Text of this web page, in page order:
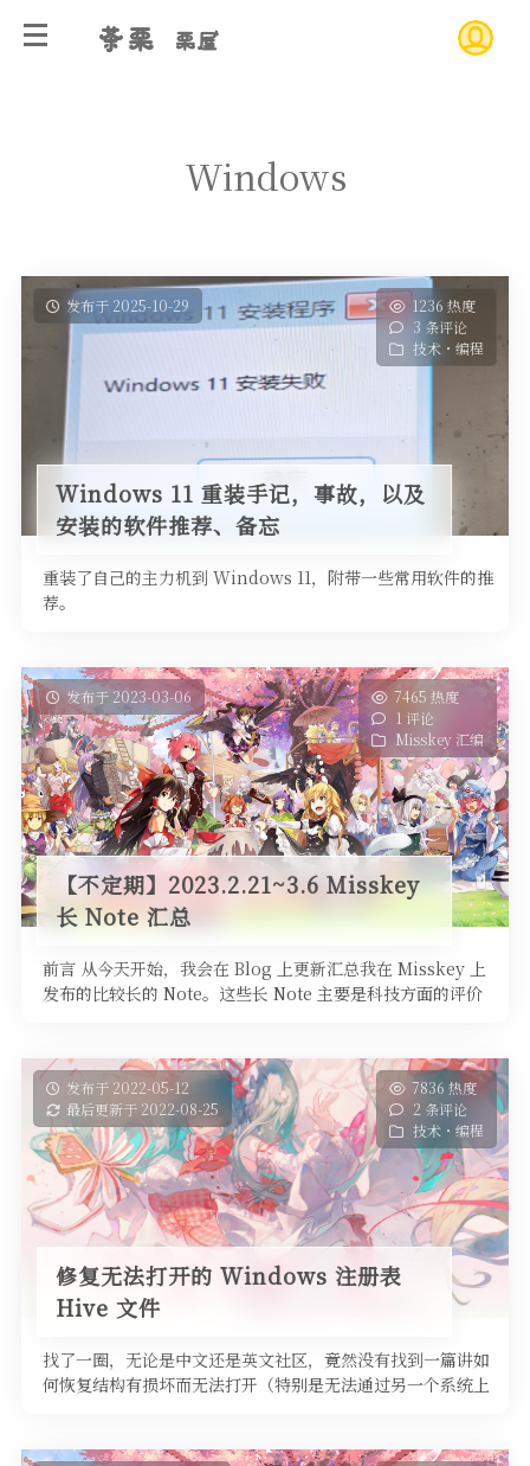
茶栗 栗屋
Windows
发布于 2025-10-29
1236 热度
3 条评论
技术・编程
Windows 11 重装手记，事故，以及
安装的软件推荐、备忘
重装了自己的主力机到 Windows 11，附带一些常用软件的推
荐。
发布于 2023-03-06
7465 热度
1 评论
Misskey 汇编
【不定期】2023.2.21~3.6 Misskey
长 Note 汇总
前言 从今天开始，我会在 Blog 上更新汇总我在 Misskey 上
发布的比较长的 Note。这些长 Note 主要是科技方面的评价
发布于 2022-05-12
最后更新于 2022-08-25
7836 热度
2 条评论
技术・编程
修复无法打开的 Windows 注册表
Hive 文件
找了一圈，无论是中文还是英文社区，竟然没有找到一篇讲如
何恢复结构有损坏而无法打开（特别是无法通过另一个系统上